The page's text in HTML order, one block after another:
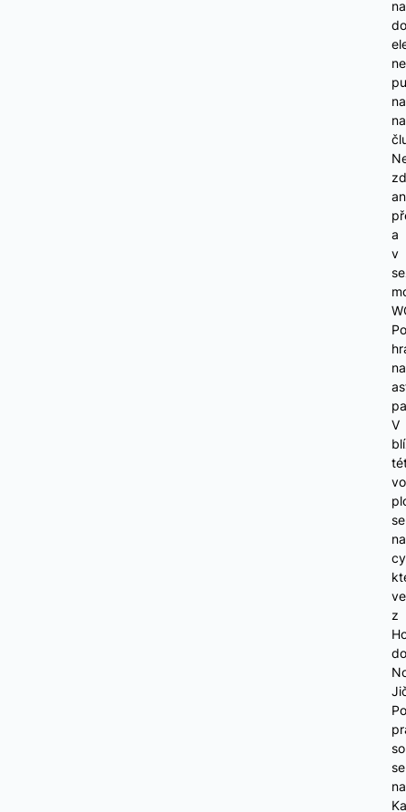
na
na
a
v
V
se
z
do
se
na